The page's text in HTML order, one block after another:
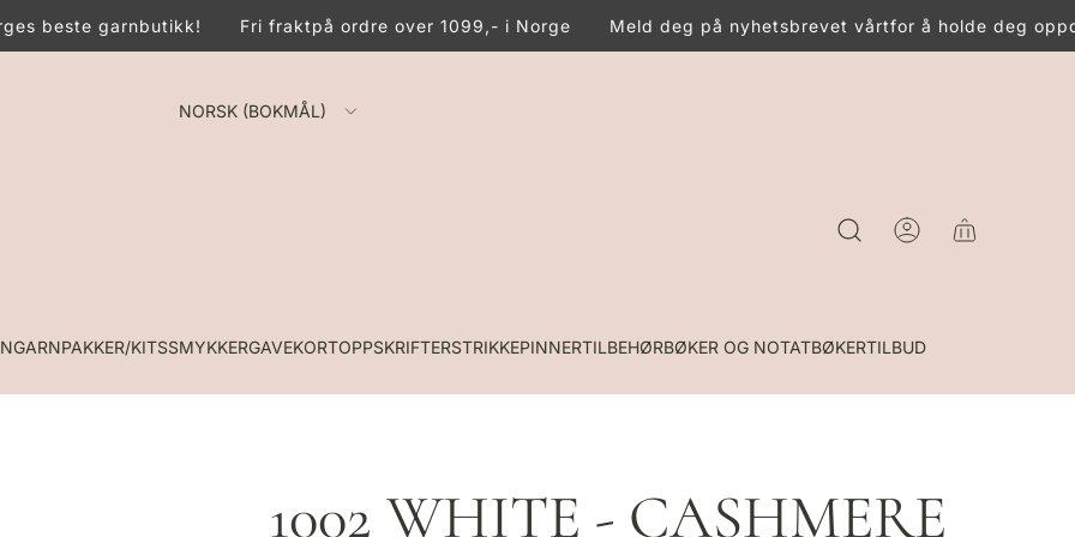
beste garnbutikk! Fri fraktpå ordre over 1099,- i Norge Meld deg på nyhetsbrevet vårtfor å holde deg
NORSK (BOKMÅL)
GARNPAKKER/KITSSMYKKERGAVEKORTOPPSKRIFTERSTRIKKEPINNERTILBEHØRBØKER OG NOTATBØKERTILBUD
1002 WHITE - CASHMERE